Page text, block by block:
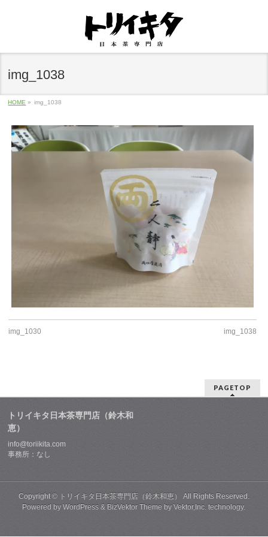
img_1038
HOME » img_1038
img_1030 img_1038
PAGETOP
トリイキタ日本茶専門店（鈴木和
恵）
info@toriikita.com
事務所：なし
Copyright © トリイキタ日本茶専門店（鈴木和恵）
All Rights Reserved.
Powered byWordPress & BizVektor Theme byVektor,Inc. technology.